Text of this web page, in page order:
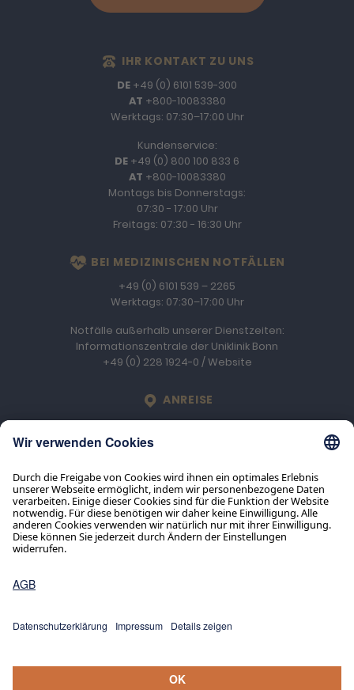
IHR KONTAKT ZU UNS
DE +49 (0) 6101 539-300
AT +800-10083380
Werktags: 07:30–17:00 Uhr
Kundenservice:
DE +49 (0) 800 100 833 6
AT +800-10083380
Montags bis Donnerstags:
07:30 - 17:00 Uhr
Freitags: 07:30 - 16:30 Uhr
BEI MEDIZINISCHEN NOTFÄLLEN
+49 (0) 6101 539 – 2265
Werktags: 07:30–17:00 Uhr
Notfälle außerhalb unserer Dienstzeiten:
Informationszentrale der Uniklinik Bonn
+49 (0) 228 1924-0 /Website
LOCATION
ANREISE
Engelhard Arzneimittel GmbH & Co. KG
An der Rosenhelle 2b
© 2026 Engelhard Arzneimittel GmbH & Co. KG
Datenschutz